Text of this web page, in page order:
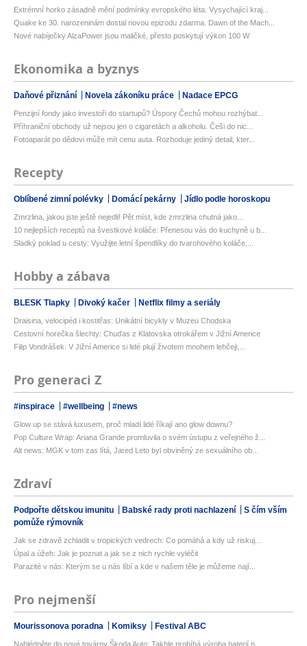
Extrémní horko zásadně mění podmínky evropského léta. Vysychající kraj...
Quake ke 30. narozeninám dostal novou epizodu zdarma. Dawn of the Mach...
Nové nabíječky AlzaPower jsou maličké, přesto poskytují výkon 100 W
Ekonomika a byznys
Daňové přiznání Novela zákoníku práce Nadace EPCG
Penzijní fondy jako investoři do startupů? Úspory Čechů mohou rozhýbat...
Příhraniční obchody už nejsou jen o cigaretách a alkoholu. Češi do nic...
Fotoaparát po dědovi může mít cenu auta. Rozhoduje jediný detail, kter...
Recepty
Oblíbené zimní polévky Domácí pekárny Jídlo podle horoskopu
Zmrzlina, jakou jste ještě nejedli! Pět míst, kde zmrzlina chutná jako...
10 nejlepších receptů na švestkové koláče: Přenesou vás do kuchyně u b...
Sladký poklad u cesty: Využijte letní špendlíky do tvarohového koláče,...
Hobby a zábava
BLESK Tlapky Divoký kačer Netflix filmy a seriály
Draisina, velocipéd i kostitřas: Unikátní bicykly v Muzeu Chodska
Cestovní horečka šlechty: Chuďas z Klatovska otrokářem v Jižní Americe
Filip Vondrášek: V Jižní Americe si lidé plují životem mnohem lehčeji,...
Pro generaci Z
#inspirace #wellbeing #news
Glow up se stává luxusem, proč mladí lidé říkají ano glow downu?
Pop Culture Wrap: Ariana Grande promluvila o svém ústupu z veřejného ž...
Alt news: MGK v tom zas lítá, Jared Leto byl obviněný ze sexuálního ob...
Zdraví
Podpořte dětskou imunitu Babské rady proti nachlazení
S čím vším
pomůže rýmovník
Jak se zdravě zchladit v tropických vedrech: Co pomáhá a kdy už riskuj...
Úpal a úžeh: Jak je poznat a jak se z nich rychle vyléčit
Parazité v nás: Kterým se u nás líbí a kde v našem těle je můžeme nají...
Pro nejmenší
Mourissonova poradna Komiksy Festival ABC
Nahlédněte do nové továrny Škoda Auto: Takhle probíhá výroba baterií p...